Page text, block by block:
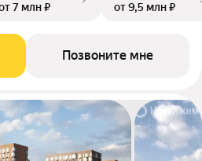
7 млн ₽
от 9,5 млн ₽
Позвоните мне